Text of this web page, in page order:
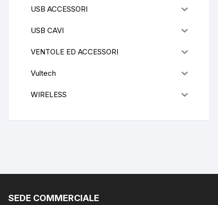
USB ACCESSORI
USB CAVI
VENTOLE ED ACCESSORI
Vultech
WIRELESS
SEDE COMMERCIALE